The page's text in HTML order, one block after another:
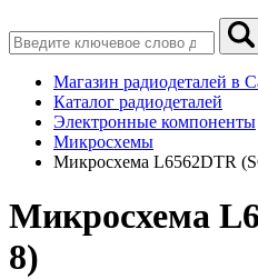
Магазин радиодеталей в
Каталог радиодеталей
Электронные компоненты
Микросхемы
Микросхема L6562DTR
Микросхема
8)